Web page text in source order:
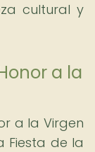
cultural y
a la
a la Virgen
Fiesta de la